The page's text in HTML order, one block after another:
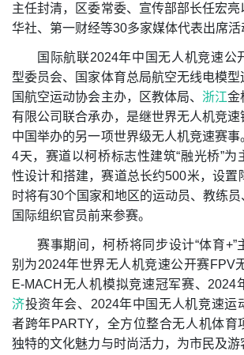
主任封清，区委常委、宣传部部长任宏
华社、第一财经等30多家媒体代表出席活
国际航联2024年中国无人机竞速公
型委员会、国家体育总局航空无线电模
国航空运动协会主办，区教体局、 浙江金
有限公司联合承办，是继世界无人机竞
中国举办的另一项世界级无人机竞速赛事
4天，赛道以柯桥标志性建筑“融光桥”为
性设计和搭建，赛道总长约500米，设置
时将有30个国家和地区的运动员、教练
国际组织官员前来参赛。
赛事期间，柯桥将同步设计“体育+”
别为2024年世界无人机竞速公开赛FPV
E-MACH无人机模拟竞速冠军赛、2024
济投资年会、2024年中国无人机竞速运
者跨年PARTY，全方位整合无人机体育
独特的文化魅力与时尚活力，为市民及